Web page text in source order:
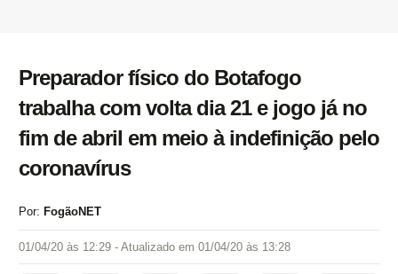
Preparador físico do Botafogo
trabalha com volta dia 21 e jogo já no
fim de abril em meio à indefinição pelo
coronavírus
Por: FogãoNET
01/04/20 às 12:29 - Atualizado em 01/04/20 às 13:28